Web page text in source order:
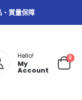
質量保障
Hello!
My
Account
0